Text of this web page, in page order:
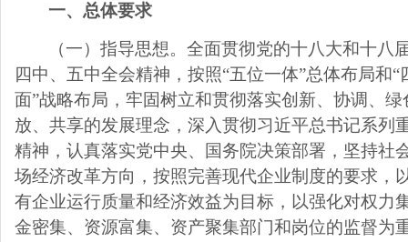
一、总体要求
（一）指导思想。全面贯彻党的十八大和十八
四中、五中全会精神，按照“五位一体”总体布局和“
面”战略布局，牢固树立和贯彻落实创新、协调、绿
放、共享的发展理念，深入贯彻习近平总书记系列
精神，认真落实党中央、国务院决策部署，坚持社
场经济改革方向，按照完善现代企业制度的要求，
有企业运行质量和经济效益为目标，以强化对权力
金密集、资源富集、资产聚集部门和岗位的监督为